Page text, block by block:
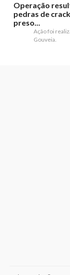
Operação
pedras de
preso...
Ação foi
Gouveia.